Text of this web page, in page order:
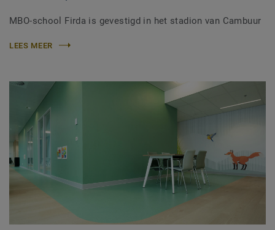
MBO-school Firda is gevestigd in het stadion van Cambuur
LEES MEER